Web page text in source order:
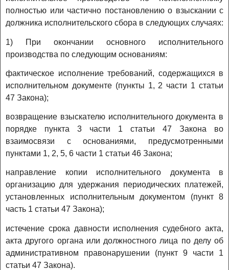
полностью или частично постановлению о взыскании с
должника исполнительского сбора в следующих случаях:
1) При окончании основного исполнительного
производства по следующим основаниям:
фактическое исполнение требований, содержащихся в
исполнительном документе (пункты 1, 2 части 1 статьи
47 Закона);
возвращение взыскателю исполнительного документа в
порядке пункта 3 части 1 статьи 47 Закона во
взаимосвязи с основаниями, предусмотренными
пунктами 1, 2, 5, 6 части 1 статьи 46 Закона;
направление копии исполнительного документа в
организацию для удержания периодических платежей,
установленных исполнительным документом (пункт 8
часть 1 статьи 47 Закона);
истечение срока давности исполнения судебного акта,
акта другого органа или должностного лица по делу об
административном правонарушении (пункт 9 части 1
статьи 47 Закона).